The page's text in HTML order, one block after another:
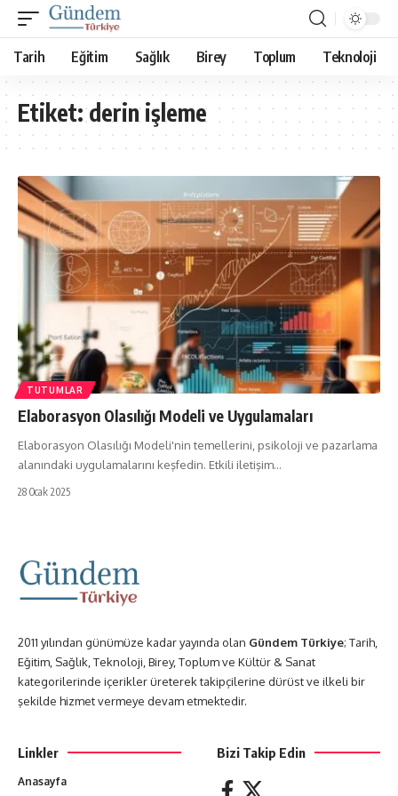
Tarih Eğitim Sağlık Birey Toplum Teknoloji
Etiket:derin işleme
TUTUMLAR
Elaborasyon Olasılığı Modeli ve Uygulamaları
Elaborasyon Olasılığı Modeli'nin temellerini, psikoloji ve pazarlama
alanındaki uygulamalarını keşfedin. Etkili iletişim…
28 Ocak 2025
2011 yılından günümüze kadar yayında olan Gündem Türkiye; Tarih,
Eğitim, Sağlık, Teknoloji, Birey, Toplum ve Kültür & Sanat
kategorilerinde içerikler üreterek takipçilerine dürüst ve ilkeli bir
şekilde hizmet vermeye devam etmektedir.
Linkler
Anasayfa
Bizi Takip Edin